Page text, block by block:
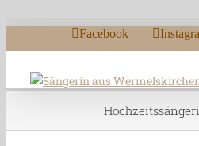
Facebook